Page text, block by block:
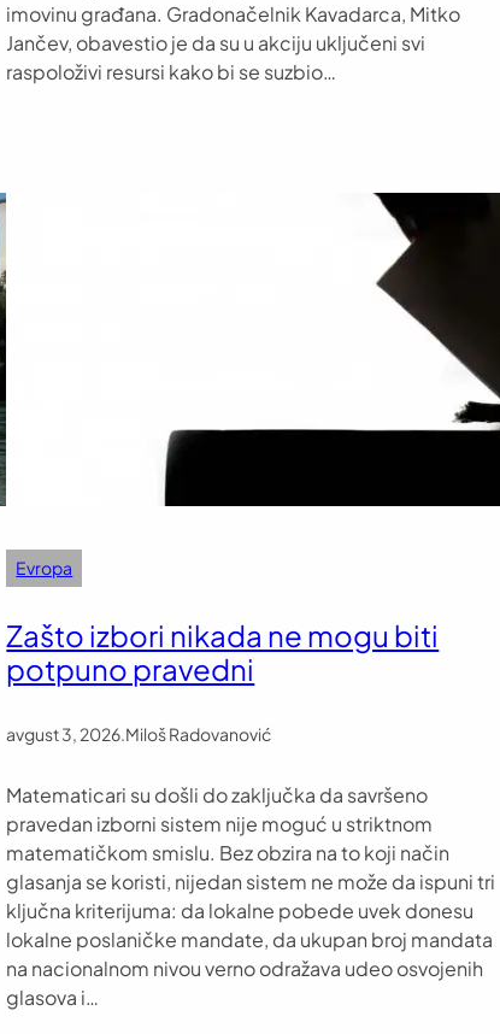
imovinu građana. Gradonačelnik Kavadarca, Mitko
Jančev, obavestio je da su u akciju uključeni svi
raspoloživi resursi kako bi se suzbio…
Evropa
Zašto izbori nikada ne mogu biti
potpuno pravedni
avgust 3, 2026.Miloš Radovanović
Matematicari su došli do zaključka da savršeno
pravedan izborni sistem nije moguć u striktnom
matematičkom smislu. Bez obzira na to koji način
glasanja se koristi, nijedan sistem ne može da ispuni tri
ključna kriterijuma: da lokalne pobede uvek donesu
lokalne poslaničke mandate, da ukupan broj mandata
na nacionalnom nivou verno odražava udeo osvojenih
glasova i…